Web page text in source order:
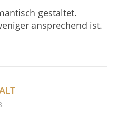
gestaltet.
ansprechend ist.